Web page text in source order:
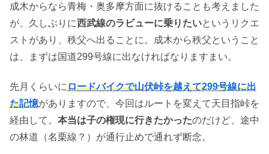
成木からなら青梅・奥多摩方面に抜けることも考えました
が、久しぶりに西武線のラビューに乗りたいというリクエ
ストがあり、秩父へ出ることに。成木から秩父ということ
は、まずは国道299号線に出なければなりますまい。
先月くらいにロードバイクで山伏峠を越えて299号線に出
た記憶がありますので、今回はルートを変えて天目指峠を
経由して。 本当は子の権現に行きたかったのだけど、途中
の林道（名栗線？）が通行止めで通れず断念。